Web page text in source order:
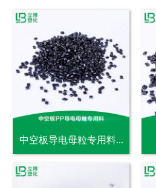
中空板导电母粒专用料...